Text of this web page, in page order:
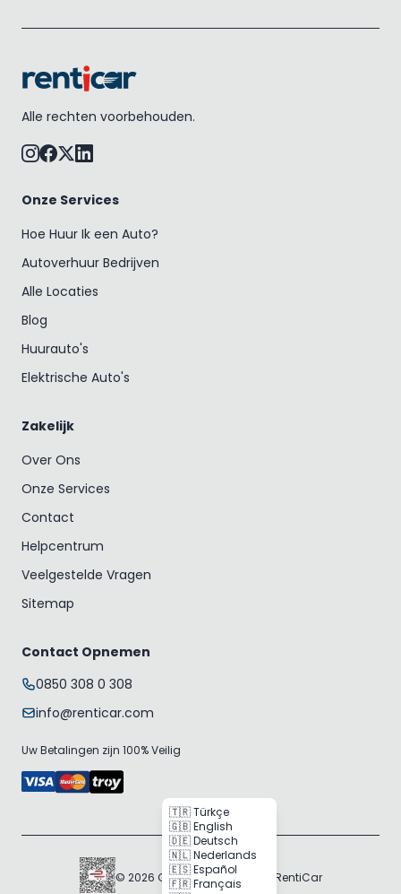
Alle rechten voorbehouden.
Onze Services
Hoe Huur Ik een Auto?
Autoverhuur Bedrijven
Alle Locaties
Blog
Huurauto's
Elektrische Auto's
Zakelijk
Over Ons
Onze Services
Contact
Helpcentrum
Veelgestelde Vragen
Sitemap
Contact Opnemen
0850 308 0 308
info@renticar.com
Uw Betalingen zijn 100% Veilig
© 2026 Gogocar Bilişim A.Ş. | RentiCar
🇹🇷 Türkçe
🇬🇧 English
🇩🇪 Deutsch
🇳🇱 Nederlands
🇪🇸 Español
🇫🇷 Français